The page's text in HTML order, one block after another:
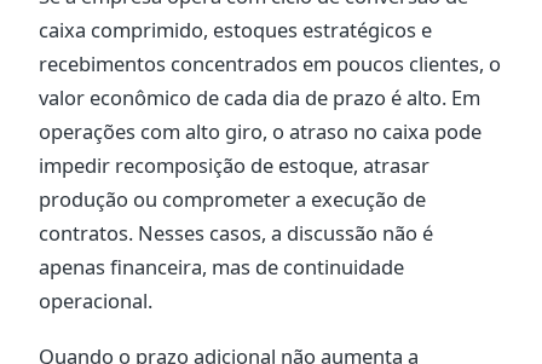
caixa comprimido, estoques estratégicos e
recebimentos concentrados em poucos clientes, o
valor econômico de cada dia de prazo é alto. Em
operações com alto giro, o atraso no caixa pode
impedir recomposição de estoque, atrasar
produção ou comprometer a execução de
contratos. Nesses casos, a discussão não é
apenas financeira, mas de continuidade
operacional.
Quando o prazo adicional não aumenta a